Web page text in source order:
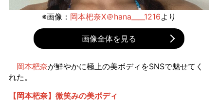
※画像： 岡本杷奈X＠hana____1216より
画像全体を見る
岡本杷奈が鮮やかに極上の美ボディをSNSで魅せてく
れた。
【岡本杷奈】微笑みの美ボディ